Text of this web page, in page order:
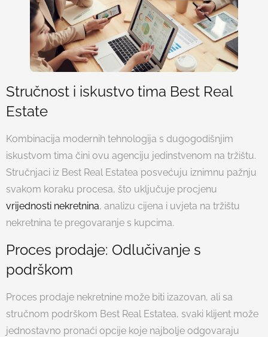
Stručnost i iskustvo tima Best Real
Estate
Kombinacija modernih tehnologija s dugogodišnjim
iskustvom tima čini ovu agenciju jedinstvenom na tržištu.
Stručnjaci iz Best Real Estatea posvećuju iznimnu pažnju
svakom koraku procesa, što uključuje procjenu
vrijednosti nekretnina, analizu cijena i uvjeta na tržištu
nekretnina te pregovaranje s kupcima.
Proces prodaje: Odlučivanje s
podrškom
Proces prodaje nekretnine može biti izazovan, ali sa
stručnom podrškom Best Real Estatea, svaki klijent može
jednostavno pronaći opcije koje najbolje odgovaraju